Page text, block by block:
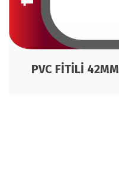
PVC FİTİLİ 42MM